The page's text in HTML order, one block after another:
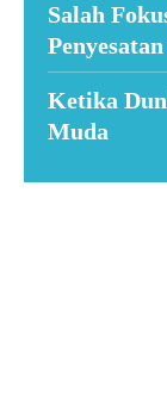
Salah
Ketika
Muda